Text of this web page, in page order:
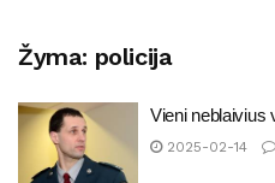
Žyma: policija
Vieni neblaivius
2025-02-14